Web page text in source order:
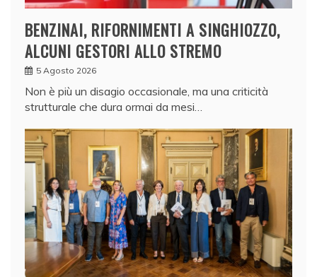
BENZINAI, RIFORNIMENTI A SINGHIOZZO,
ALCUNI GESTORI ALLO STREMO
5 Agosto 2026
Non è più un disagio occasionale, ma una criticità
strutturale che dura ormai da mesi…